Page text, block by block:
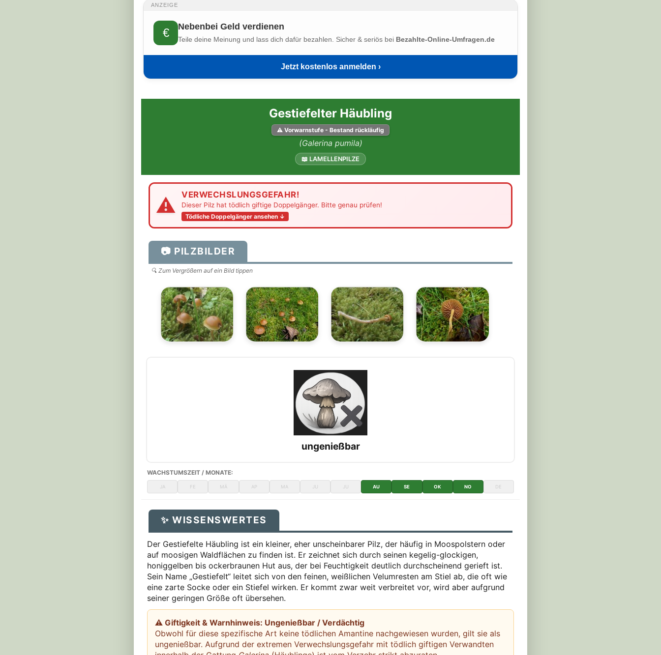
ANZEIGE
€ Nebenbei Geld verdienen
Teile deine Meinung und lass dich dafür bezahlen. Sicher & seriös bei Bezahlte-Online-Umfragen.de
Jetzt kostenlos anmelden ›
Gestiefelter Häubling
⚠ Vorwarnstufe - Bestand rückläufig
(Galerina pumila)
📖 LAMELLENPILZE
⚠ VERWECHSLUNGSGEFAHR!
Dieser Pilz hat tödlich giftige Doppelgänger. Bitte genau prüfen!
Tödliche Doppelgänger ansehen ↓
📷 PILZBILDER
🔍 Zum Vergrößern auf ein Bild tippen
ungenießbar
WACHSTUMSZEIT / MONATE:
JA FE MÄ AP MA JU JU AU SE OK NO DE
✨ WISSENSWERTES
Der Gestiefelte Häubling ist ein kleiner, eher unscheinbarer Pilz, der häufig in Moospolstern oder
auf moosigen Waldflächen zu finden ist. Er zeichnet sich durch seinen kegelig-glockigen,
honiggelben bis ockerbraunen Hut aus, der bei Feuchtigkeit deutlich durchscheinend gerieft ist.
Sein Name „Gestiefelt“ leitet sich von den feinen, weißlichen Velumresten am Stiel ab, die oft wie
eine zarte Socke oder ein Stiefel wirken. Er kommt zwar weit verbreitet vor, wird aber aufgrund
seiner geringen Größe oft übersehen.
⚠ Giftigkeit & Warnhinweis: Ungenießbar / Verdächtig
Obwohl für diese spezifische Art keine tödlichen Amantine nachgewiesen wurden, gilt sie als
ungenießbar. Aufgrund der extremen Verwechslungsgefahr mit tödlich giftigen Verwandten